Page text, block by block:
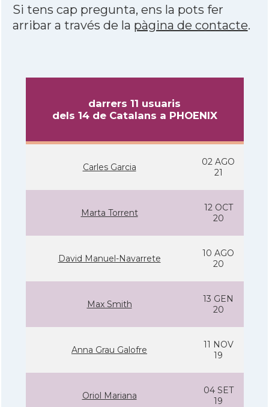
Si tens cap pregunta, ens la pots fer
arribar a través de la pàgina de contacte.
darrers 11 usuaris
dels 14 de Catalans a PHOENIX
Carles Garcia
02 AGO
21
Marta Torrent
12 OCT
20
David Manuel-Navarrete
10 AGO
20
Max Smith
13 GEN
20
Anna Grau Galofre
11 NOV
19
Oriol Mariana
04 SET
19